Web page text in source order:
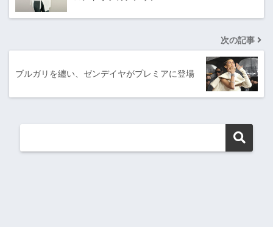
次の記事
ブルガリを纏い、ゼンデイヤがプレミアに登場